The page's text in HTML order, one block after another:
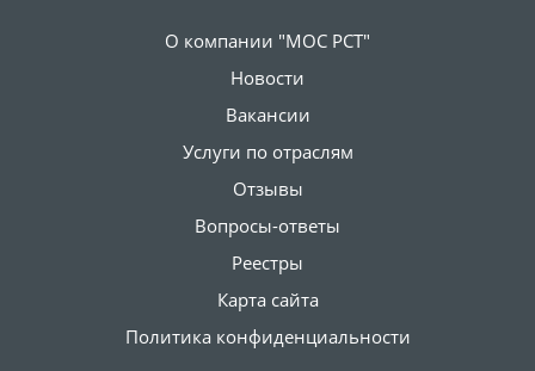
О компании "МОС РСТ"
Новости
Вакансии
Услуги по отраслям
Отзывы
Вопросы-ответы
Реестры
Карта сайта
Политика конфиденциальности